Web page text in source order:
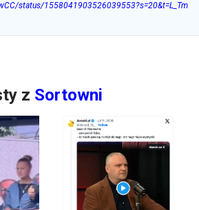
status/1558041903526039553?s=20&t=L_Tm
z Sortowni